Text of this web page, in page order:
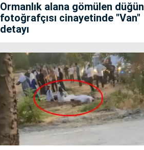
Ormanlık alana gömülen düğün
fotoğrafçısı cinayetinde "Van"
detayı